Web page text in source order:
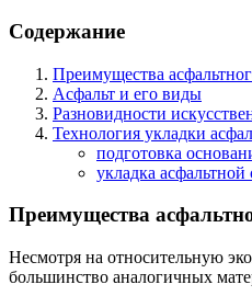
Содержание
Преимущества
Асфальт и его виды
Разновидности
Технология укладки
подготовка
укладка асфальтной
Преимущества
Несмотря на относительную
большинство аналогичных